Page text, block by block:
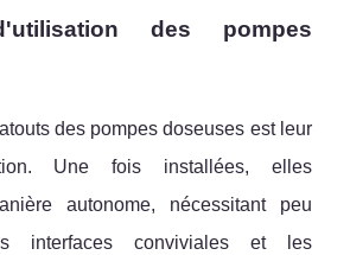
des pompes
des pompes doseuses est leur
Une fois installées, elles
autonome, nécessitant peu
interfaces conviviales et les